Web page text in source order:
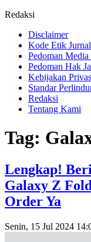
Redaksi
Disclaimer
Kode Etik
Pedoman Media
Pedoman Hak
Kebijakan
Standar
Redaksi
Tentang Kami
Tag:
Lengkap!
Galaxy Z
Order Ya
Senin, 15 Jul 2024